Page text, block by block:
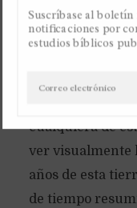
Recomiendo
descargar la
cualquiera de
ver visualmente
años de esta
de tiempo
Suscríbase al
notificaciones por
estudios bíblicos